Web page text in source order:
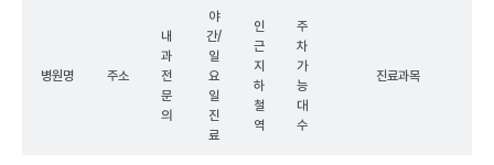
병원명 주소
내
과
전
문
의
야
간/
일
요
일
진
료
인
근
지
하
철
역
주
차
가
능
대
수
진료과목